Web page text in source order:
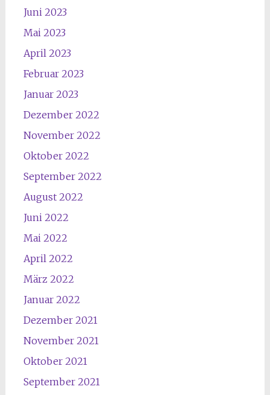
Juni 2023
Mai 2023
April 2023
Februar 2023
Januar 2023
Dezember 2022
November 2022
Oktober 2022
September 2022
August 2022
Juni 2022
Mai 2022
April 2022
März 2022
Januar 2022
Dezember 2021
November 2021
Oktober 2021
September 2021